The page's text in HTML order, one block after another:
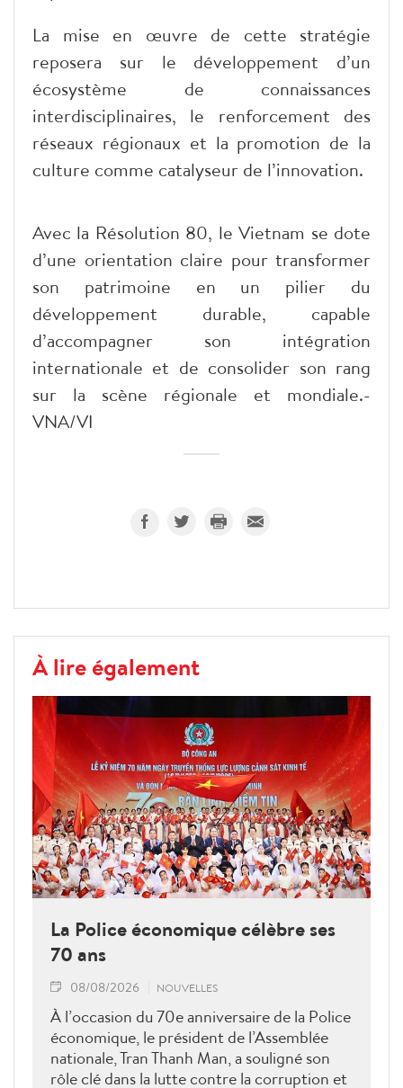
La mise en œuvre de cette stratégie
reposera sur le développement d’un
écosystème de connaissances
interdisciplinaires, le renforcement des
réseaux régionaux et la promotion de la
culture comme catalyseur de l’innovation.
​Avec la Résolution 80, le Vietnam se dote
d’une orientation claire pour transformer
son patrimoine en un pilier du
développement durable, capable
d’accompagner son intégration
internationale et de consolider son rang
sur la scène régionale et mondiale.-
VNA/VI
À lire également
La Police économique célèbre ses
70 ans
08/08/2026 NOUVELLES
À l’occasion du 70e anniversaire de la Police
économique, le président de l’Assemblée
nationale, Tran Thanh Man, a souligné son
rôle clé dans la lutte contre la corruption et